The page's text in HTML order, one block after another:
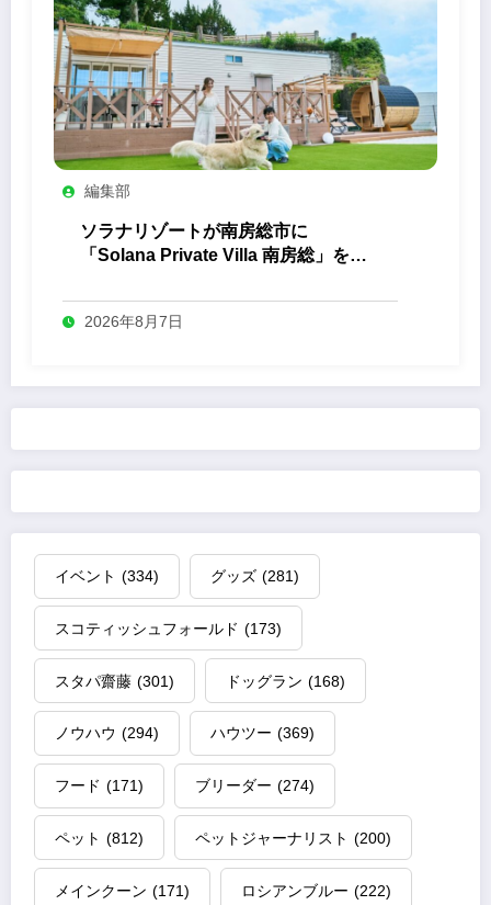
編集部
ソラナリゾートが南房総市に
「Solana Private Villa 南房総」を開
2026年8月7日
イベント (334) グッズ (281)
スコティッシュフォールド (173)
スタパ齋藤 (301) ドッグラン (168)
ノウハウ (294) ハウツー (369)
フード (171) ブリーダー (274)
ペット (812) ペットジャーナリスト (200)
メインクーン (171) ロシアンブルー (222)